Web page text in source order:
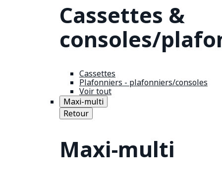
Cassettes &
consoles/
Cassettes
Plafonniers - plafonniers/consoles
Voir tout
Maxi-multi
Retour
Maxi-multi